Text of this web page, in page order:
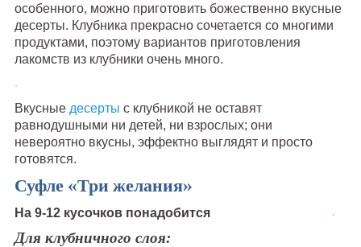
особенного, можно приготовить божественно вкусные
десерты. Клубника прекрасно сочетается со многими
продуктами, поэтому вариантов приготовления
лакомств из клубники очень много.
Вкусные десерты с клубникой не оставят
равнодушными ни детей, ни взрослых; они
невероятно вкусны, эффектно выглядят и просто
готовятся.
Суфле «Три желания»
На 9-12 кусочков понадобится
Для клубничного слоя: